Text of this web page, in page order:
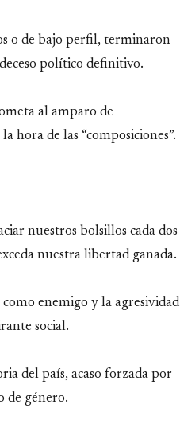
o de bajo perfil, terminaron
político definitivo.
al amparo de
hora de las “composiciones”.
nuestros bolsillos cada dos
nuestra libertad ganada.
enemigo y la agresividad
social.
del país, acaso forzada por
de género.